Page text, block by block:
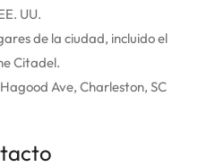
UU.
de la ciudad, incluido el
Citadel.
Ave, Charleston, SC